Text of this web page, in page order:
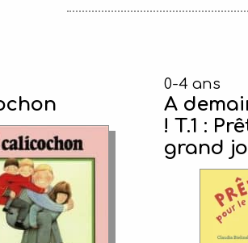
0-4 ans
A
! T.1 :
grand